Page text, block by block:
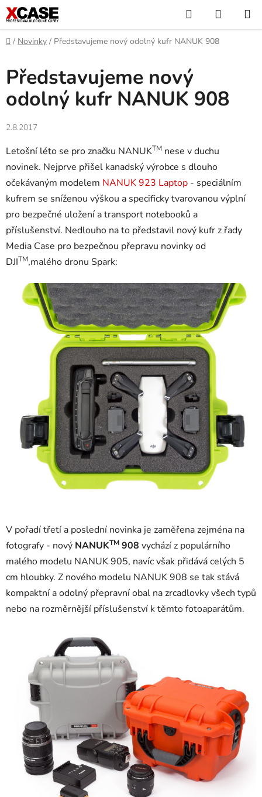
Přejít
na
obsah
Hledat
KOŠÍK
Domů
/ Novinky / Představujeme nový odolný kufr NANUK 908
Představujeme nový
odolný kufr NANUK 908
2.8.2017
Letošní léto se pro značku NANUKTM nese v duchu
novinek. Nejprve přišel kanadský výrobce s dlouho
očekávaným modelem NANUK 923 Laptop - speciálním
kufrem se sníženou výškou a specificky tvarovanou výplní
pro bezpečné uložení a transport notebooků a
příslušenství. Nedlouho na to představil nový kufr z řady
Media Case pro bezpečnou přepravu novinky od
DJITM,malého dronu Spark:
V pořadí třetí a poslední novinka je zaměřena zejména na
fotografy - nový NANUKTM 908 vychází z populárního
malého modelu NANUK 905, navíc však přidává celých 5
cm hloubky. Z nového modelu NANUK 908 se tak stává
kompaktní a odolný přepravní obal na zrcadlovky všech typů
nebo na rozměrnější příslušenství k těmto fotoaparátům.